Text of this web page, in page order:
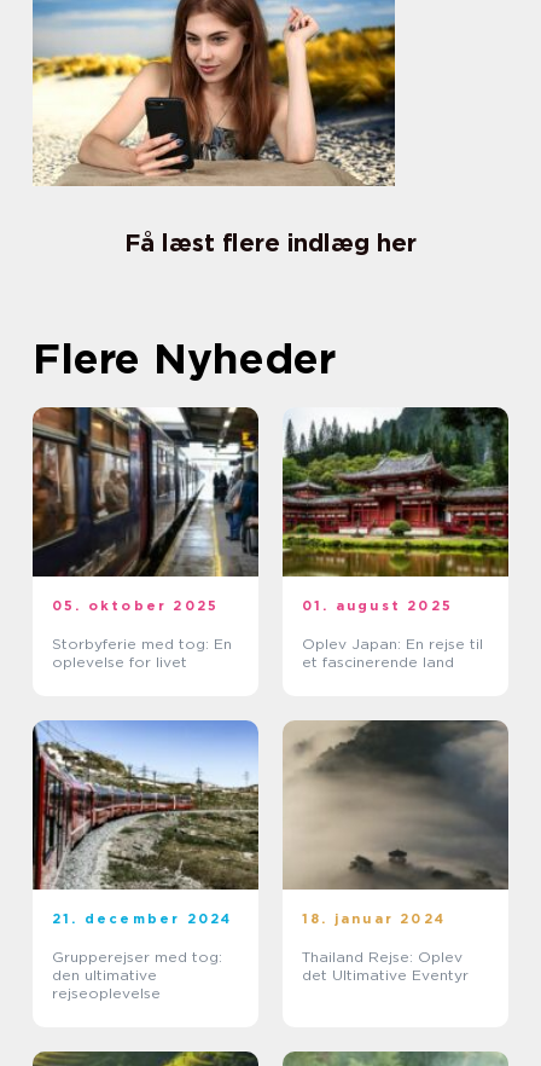
Få læst flere indlæg her
Flere Nyheder
05. oktober 2025
Storbyferie med tog: En
oplevelse for livet
01. august 2025
Oplev Japan: En rejse til
et fascinerende land
21. december 2024
Grupperejser med tog:
den ultimative
rejseoplevelse
18. januar 2024
Thailand Rejse: Oplev
det Ultimative Eventyr